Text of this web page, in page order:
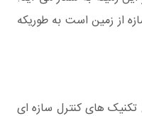
از زمین است به طوریکه
تکنیک های کنترل سازه ای